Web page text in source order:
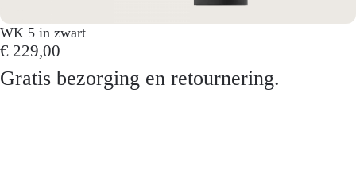
WK 5 in zwart
€ 229,00
Gratis bezorging en retournering.